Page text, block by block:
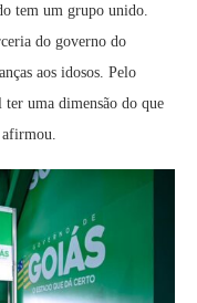
tem um grupo unido.
do governo do
aos idosos. Pelo
ter uma dimensão do que